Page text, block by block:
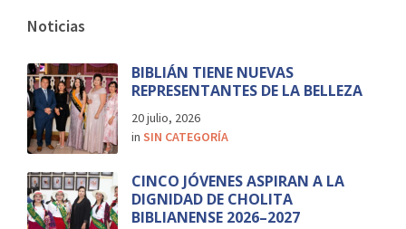
Noticias
BIBLIÁN TIENE NUEVAS
REPRESENTANTES DE LA BELLEZA
20 julio, 2026
in SIN CATEGORÍA
CINCO JÓVENES ASPIRAN A LA
DIGNIDAD DE CHOLITA
BIBLIANENSE 2026–2027